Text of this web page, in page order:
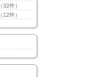
（32件）
（12件）